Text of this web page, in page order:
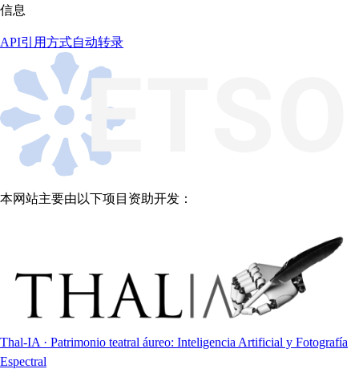
信息
API引用方式自动转录
本网站主要由以下项目资助开发：
Thal-IA · Patrimonio teatral áureo: Inteligencia Artificial y Fotografía
Espectral